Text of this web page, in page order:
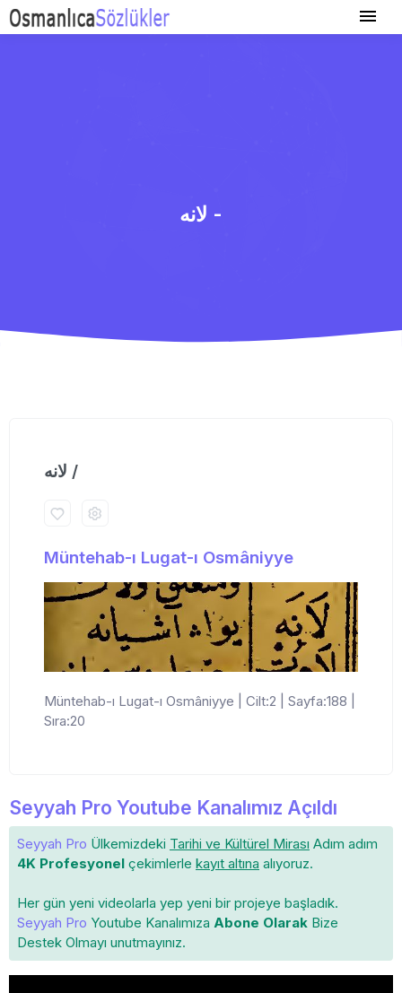
لانه -
لانه /
Müntehab-ı Lugat-ı Osmâniyye
Müntehab-ı Lugat-ı Osmâniyye | Cilt:2 | Sayfa:188 |
Sıra:20
Seyyah Pro Youtube Kanalımız Açıldı
Seyyah Pro Ülkemizdeki Tarihi ve Kültürel Mirası Adım adım
4K Profesyonel çekimlerle kayıt altına alıyoruz.
Her gün yeni videolarla yep yeni bir projeye başladık.
Seyyah Pro Youtube Kanalımıza Abone Olarak Bize
Destek Olmayı unutmayınız.